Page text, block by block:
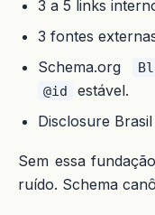
3 a 5 links
3 fontes
Schema.org
@id
estável.
Disclosure
Sem essa
ruído. Schema